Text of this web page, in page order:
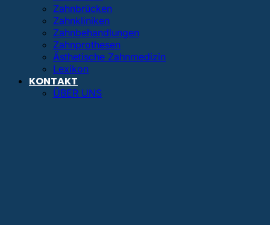
Zahnbrücken
Zahnkliniken
Zahnbehandlungen
Zahnprothesen
Ästhetische Zahnmedizin
Lexikon
KONTAKT
ÜBER UNS